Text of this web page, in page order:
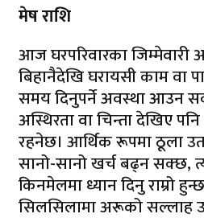
मेष राशि
आज घरपरिवारका जिम्मेवारी
बिहानैदेखि घरायसी काम वा
समय दिनुपर्ने अवस्था आउन
अस्थिरता वा चिन्ता देखिए पनि
रहनेछ। आर्थिक रूपमा ठूला
सानो-सानो खर्च बढ्न सक्छ,
किनमेलमा ध्यान दिनु राम्रो
सिलसिलामा अरूको सल्लाह